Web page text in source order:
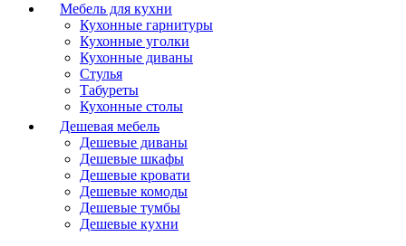
Мебель для кухни
Кухонные гарнитуры
Кухонные уголки
Кухонные диваны
Стулья
Табуреты
Кухонные столы
Дешевая мебель
Дешевые диваны
Дешевые шкафы
Дешевые кровати
Дешевые комоды
Дешевые тумбы
Дешевые кухни